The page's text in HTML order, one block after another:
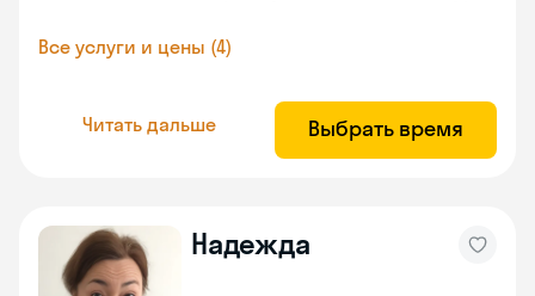
Все услуги и цены (4)
Читать дальше Выбрать время
Надежда